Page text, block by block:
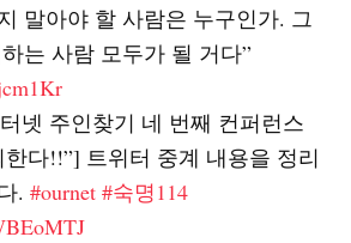
말아야 할 사람은 누구인가. 그
는 사람 모두가 될 거다”
넷 주인찾기 네 번째 컨퍼런스
다!!”] 트위터 중계 내용을 정리
. #ournet #숙명114